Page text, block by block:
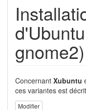
gnome2)
Concernant Xubuntu
ces variantes est
Modifier